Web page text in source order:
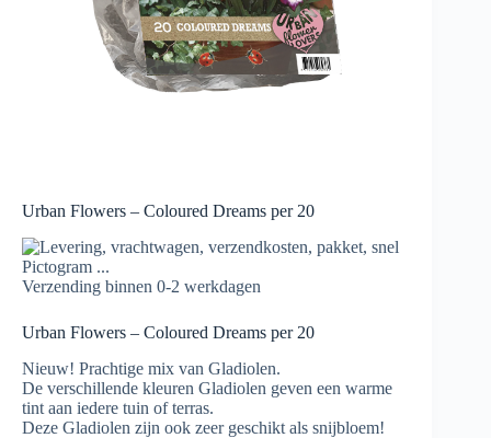
Urban Flowers – Coloured Dreams per 20
Verzending binnen 0-2 werkdagen
Urban Flowers – Coloured Dreams per 20
Nieuw! Prachtige mix van Gladiolen.
De verschillende kleuren Gladiolen geven een warme
tint aan iedere tuin of terras.
Deze Gladiolen zijn ook zeer geschikt als snijbloem!